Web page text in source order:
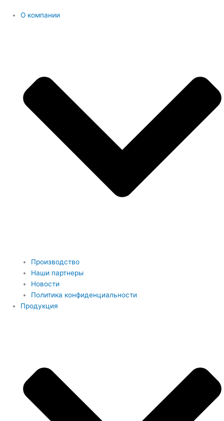
О компании
Производство
Наши партнеры
Новости
Политика конфиденциальности
Продукция